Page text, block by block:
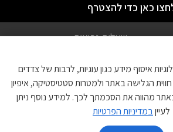
כאן כדי להצטרף
שאלות נפוצות
צור קשר
איסוף מידע כגון עוגיות, לרבות של צדדים
הגלישה באתר ולמטרות סטטיסטיקה, איפיון
מהווה את הסכמתך לכך. למידע נוסף ניתן
לעייןבמדיניות הפרטיות